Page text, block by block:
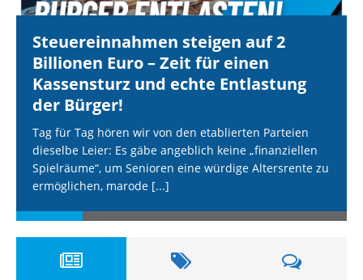
Steuereinnahmen steigen auf 2
Billionen Euro – Zeit für einen
Kassensturz und echte Entlastung
der Bürger!
Tag für Tag hören wir von den etablierten Parteien
dieselbe Leier: Es gäbe angeblich keine „finanziellen
Spielräume“, um Senioren eine würdige Altersrente zu
ermöglichen, marode [...]